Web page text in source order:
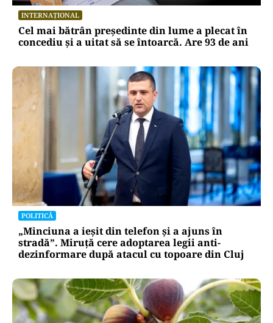
INTERNAȚIONAL
Cel mai bătrân președinte din lume a plecat în
concediu și a uitat să se întoarcă. Are 93 de ani
POLITICĂ
„Minciuna a ieșit din telefon și a ajuns în
stradă”. Miruță cere adoptarea legii anti-
dezinformare după atacul cu topoare din Cluj